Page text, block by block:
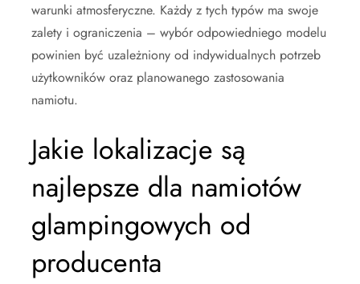
warunki atmosferyczne. Każdy z tych typów ma swoje
zalety i ograniczenia – wybór odpowiedniego modelu
powinien być uzależniony od indywidualnych potrzeb
użytkowników oraz planowanego zastosowania
namiotu.
Jakie lokalizacje są
najlepsze dla namiotów
glampingowych od
producenta